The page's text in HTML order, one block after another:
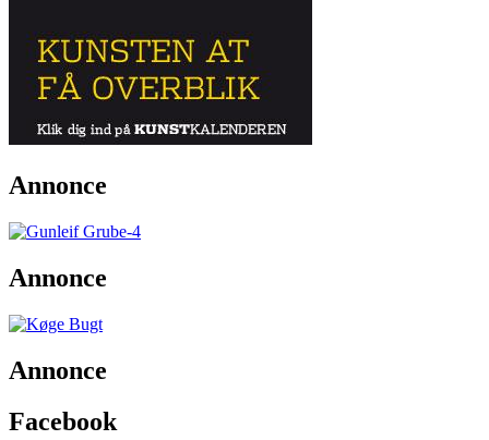
Annonce
Annonce
Annonce
Facebook